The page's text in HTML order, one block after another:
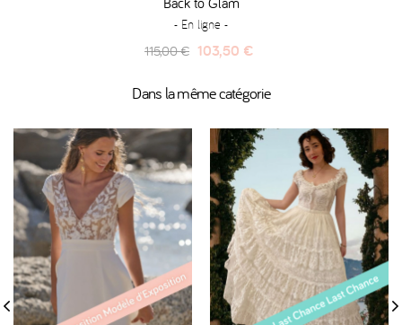
- En ligne -
Prix
115,00 € Prix
103,50 €
Dans la même catégorie